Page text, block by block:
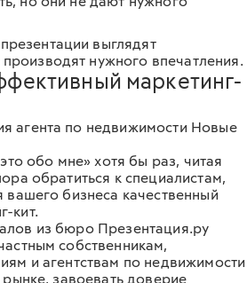
выглядят
нужного впечатления.
маркетинг-
обо мне» хотя бы раз, читая
обратиться к специалистам,
вашего бизнеса качественный
кит.
из бюро Презентация.ру
собственникам,
и агентствам по недвижимости
рынке, завоевать доверие